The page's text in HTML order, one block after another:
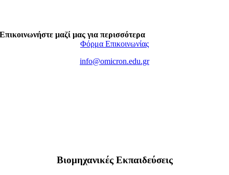
Επικοινωνήστε μαζί μας για περισσότερα
Φόρμα Επικοινωνίας
info@omicron.edu.gr
Βιομηχανικές Εκπαιδεύσεις